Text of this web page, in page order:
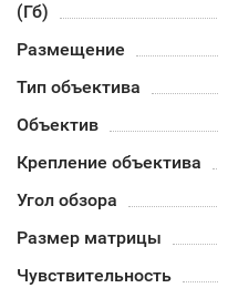
(Гб)
Размещение
Тип объектива
Объектив
Крепление объектива
Угол обзора
Размер матрицы
Чувствительность